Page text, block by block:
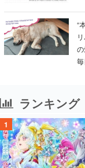
“
ランキング
1